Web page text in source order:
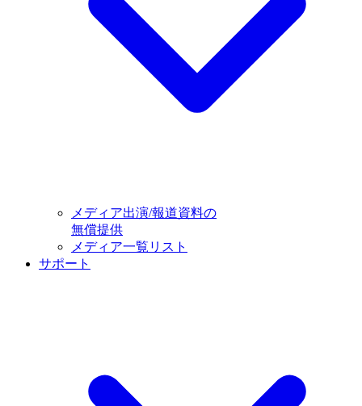
メディア出演/報道資料の
無償提供
メディア一覧リスト
サポート